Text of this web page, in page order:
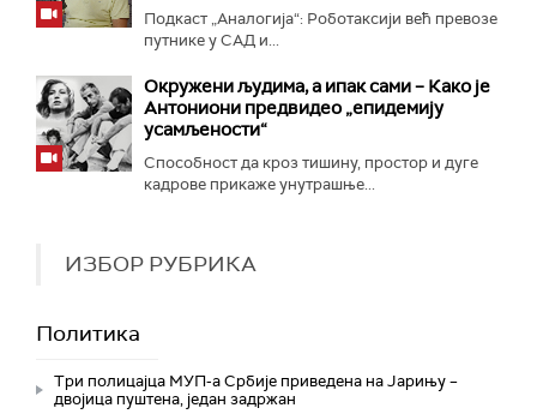
Подкаст „Аналогија“: Роботаксији већ превозе
путнике у САД и...
Окружени људима, а ипак сами – Како је
Антониони предвидео „епидемију
усамљености“
Способност да кроз тишину, простор и дуге
кадрове прикаже унутрашње...
ИЗБОР РУБРИКА
Политика
Три полицајца МУП-а Србије приведена на Јарињу –
двојица пуштена, један задржан